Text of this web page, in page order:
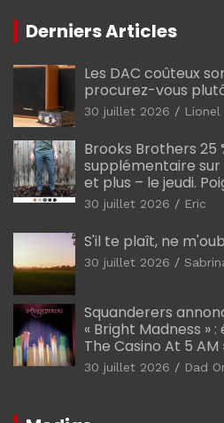
Derniers Articles
Les DAC coûteux
procurez-vous
30 juillet 2026 Lionel
Brooks Brothers 25
supplémentaire sur
et plus – le jeudi.
30 juillet 2026 Eric
S'il te plaît, ne
30 juillet 2026
Squanderers
« Bright Madness »
The Casino At 5 AM
30 juillet 2026 Dad